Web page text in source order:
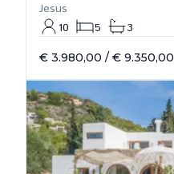
Jesus
10
5 3
€ 3.980,00 / € 9.350,00